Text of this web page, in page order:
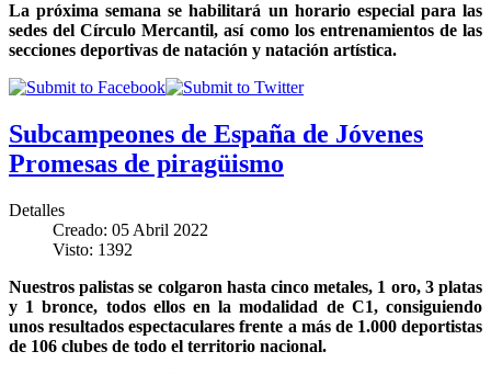
La próxima semana se habilitará un horario especial para las
sedes del Círculo Mercantil, así como los entrenamientos de las
secciones deportivas de natación y natación artística.
Subcampeones de España de Jóvenes
Promesas de piragüismo
Detalles
Creado: 05 Abril 2022
Visto: 1392
Nuestros palistas se colgaron hasta cinco metales, 1 oro, 3 platas
y 1 bronce, todos ellos en la modalidad de C1, consiguiendo
unos resultados espectaculares frente a más de 1.000 deportistas
de 106 clubes de todo el territorio nacional.